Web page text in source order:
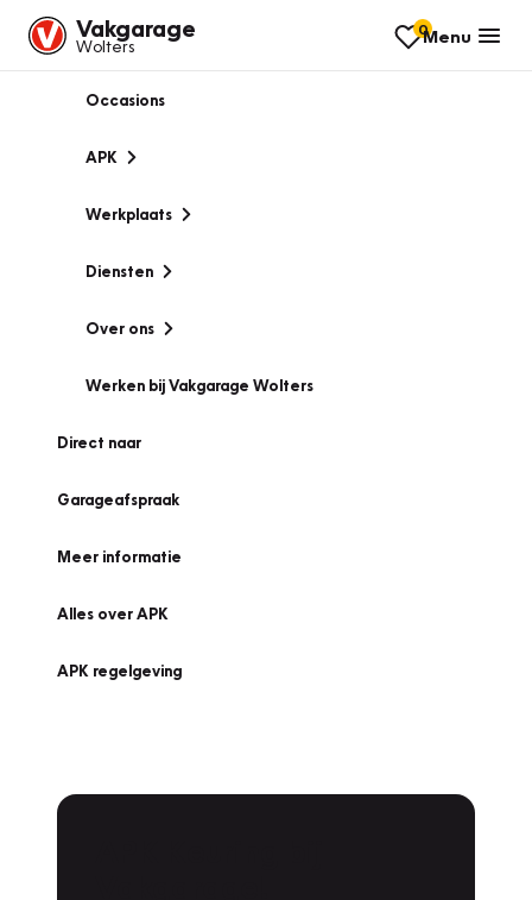
Vakgarage
Wolters
0Menu
Occasions
APK
Werkplaats
Diensten
Over ons
Werken bij Vakgarage Wolters
Direct naar
Garageafspraak
Meer informatie
Alles over APK
APK regelgeving